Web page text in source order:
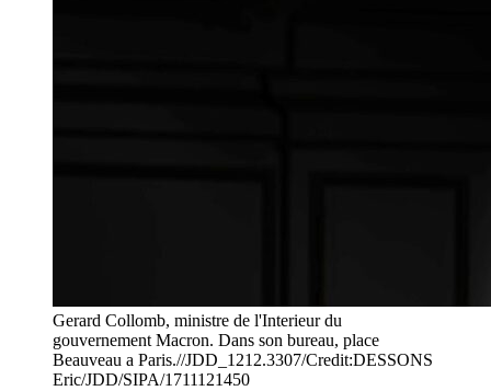
Gerard Collomb, ministre de l'Interieur du
gouvernement Macron. Dans son bureau, place
Beauveau a Paris.//JDD_1212.3307/Credit:DESSONS
Eric/JDD/SIPA/1711121450